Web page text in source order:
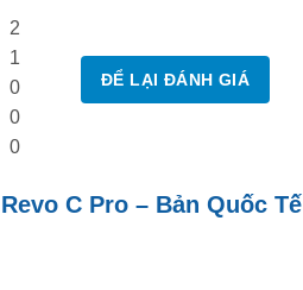
2
1
0
0
0
ĐỂ LẠI ĐÁNH GIÁ
C Pro – Bản Quốc Tế